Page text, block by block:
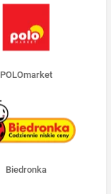
POLOmarket
Biedronka